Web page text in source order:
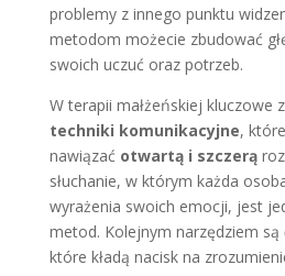
problemy z innego punktu
metodom możecie zbudować
swoich uczuć oraz potrzeb.
W terapii małżeńskiej kluczowe
techniki komunikacyjne,
nawiązać otwartą i szczerą
słuchanie, w którym każda
wyrażenia swoich emocji, jest
metod. Kolejnym narzędziem są
które kładą nacisk na